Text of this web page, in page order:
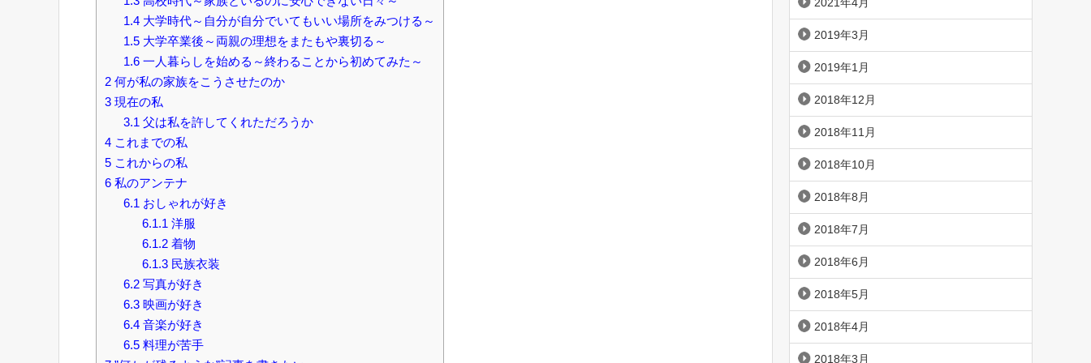
1.4大学時代～自分が自分でいてもいい場所をみつける～
1.5大学卒業後～両親の理想をまたもや裏切る～
1.6一人暮らしを始める～終わることから初めてみた～
2 何が私の家族をこうさせたのか
3 現在の私
3.1 父は私を許してくれただろうか
4 これまでの私
5 これからの私
6 私のアンテナ
6.1 おしゃれが好き
6.1.1 洋服
6.1.2着物
6.1.3民族衣装
6.2写真が好き
6.3映画が好き
6.4音楽が好き
6.5料理が苦手
2019年3月
2019年1月
2018年12月
2018年11月
2018年10月
2018年8月
2018年7月
2018年6月
2018年5月
2018年4月
2018年3月